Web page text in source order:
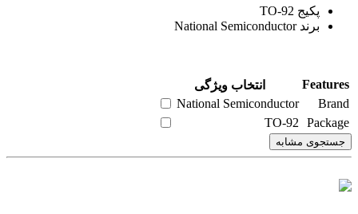
پکیج TO-92
برند National Semiconductor
Features
انتخاب ویژگی
Brand
National Semiconductor
Package
TO-92
جستجوی مشابه